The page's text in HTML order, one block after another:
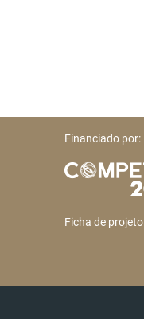
Financiado por:
Ficha de projeto